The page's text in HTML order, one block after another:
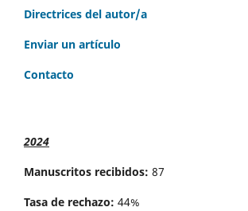
Directrices del autor/a
Enviar un artículo
Contacto
2024
Manuscritos recibidos: 87
Tasa de rechazo: 44%